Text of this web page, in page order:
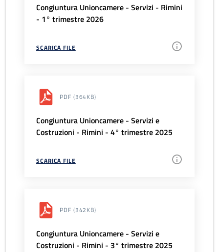
Congiuntura Unioncamere - Servizi - Rimini
- 1° trimestre 2026
SCARICA FILE
PDF (364KB)
Congiuntura Unioncamere - Servizi e
Costruzioni - Rimini - 4° trimestre 2025
SCARICA FILE
PDF (342KB)
Congiuntura Unioncamere - Servizi e
Costruzioni - Rimini - 3° trimestre 2025